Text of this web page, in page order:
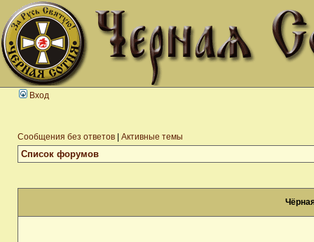
Вход
Сообщения без ответов Активные темы
Список форумов